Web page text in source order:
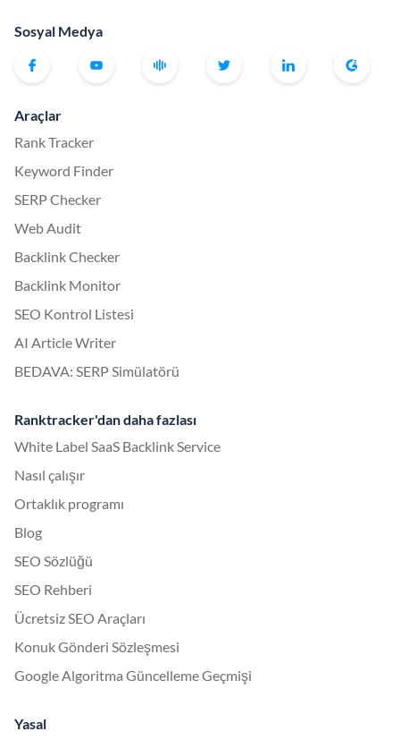
Sosyal Medya
Araçlar
Rank Tracker
Keyword Finder
SERP Checker
Web Audit
Backlink Checker
Backlink Monitor
SEO Kontrol Listesi
AI Article Writer
BEDAVA: SERP Simülatörü
Ranktracker'dan daha fazlası
White Label SaaS Backlink Service
Nasıl çalışır
Ortaklık programı
Blog
SEO Sözlüğü
SEO Rehberi
Ücretsiz SEO Araçları
Konuk Gönderi Sözleşmesi
Google Algoritma Güncelleme Geçmişi
Yasal